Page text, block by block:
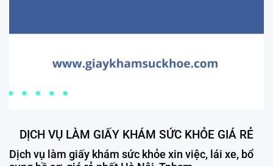
DỊCH VỤ LÀM GIẤY KHÁM SỨC KHỎE GIÁ RẺ
Dịch vụ làm giấy khám sức khỏe xin việc, lái xe, bổ